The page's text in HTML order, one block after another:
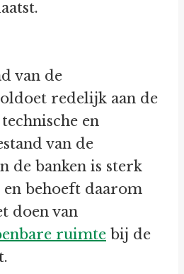
van de
redelijk aan de
en
van de
de banken is sterk
behoeft daarom
doen van
ruimte bij de